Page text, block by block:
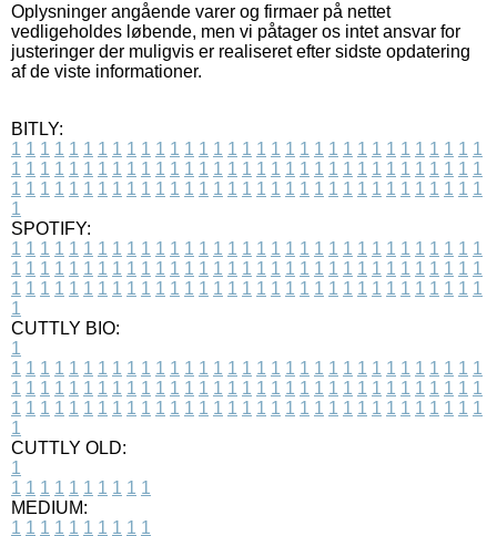
Oplysninger angående varer og firmaer på nettet
vedligeholdes løbende, men vi påtager os intet ansvar for
justeringer der muligvis er realiseret efter sidste opdatering
af de viste informationer.
BITLY:
1 1 1 1 1 1 1 1 1 1 1 1 1 1 1 1 1 1 1 1 1 1 1 1 1 1 1 1 1 1 1 1 1
1 1 1 1 1 1 1 1 1 1 1 1 1 1 1 1 1 1 1 1 1 1 1 1 1 1 1 1 1 1 1 1 1
1 1 1 1 1 1 1 1 1 1 1 1 1 1 1 1 1 1 1 1 1 1 1 1 1 1 1 1 1 1 1 1 1
1
SPOTIFY:
1 1 1 1 1 1 1 1 1 1 1 1 1 1 1 1 1 1 1 1 1 1 1 1 1 1 1 1 1 1 1 1 1
1 1 1 1 1 1 1 1 1 1 1 1 1 1 1 1 1 1 1 1 1 1 1 1 1 1 1 1 1 1 1 1 1
1 1 1 1 1 1 1 1 1 1 1 1 1 1 1 1 1 1 1 1 1 1 1 1 1 1 1 1 1 1 1 1 1
1
CUTTLY BIO:
1
1 1 1 1 1 1 1 1 1 1 1 1 1 1 1 1 1 1 1 1 1 1 1 1 1 1 1 1 1 1 1 1 1
1 1 1 1 1 1 1 1 1 1 1 1 1 1 1 1 1 1 1 1 1 1 1 1 1 1 1 1 1 1 1 1 1
1 1 1 1 1 1 1 1 1 1 1 1 1 1 1 1 1 1 1 1 1 1 1 1 1 1 1 1 1 1 1 1 1
1
CUTTLY OLD:
1
1 1 1 1 1 1 1 1 1 1
MEDIUM:
1 1 1 1 1 1 1 1 1 1